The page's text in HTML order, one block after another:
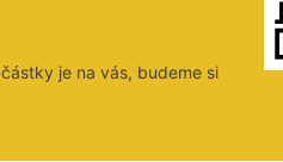
je na vás, budeme si